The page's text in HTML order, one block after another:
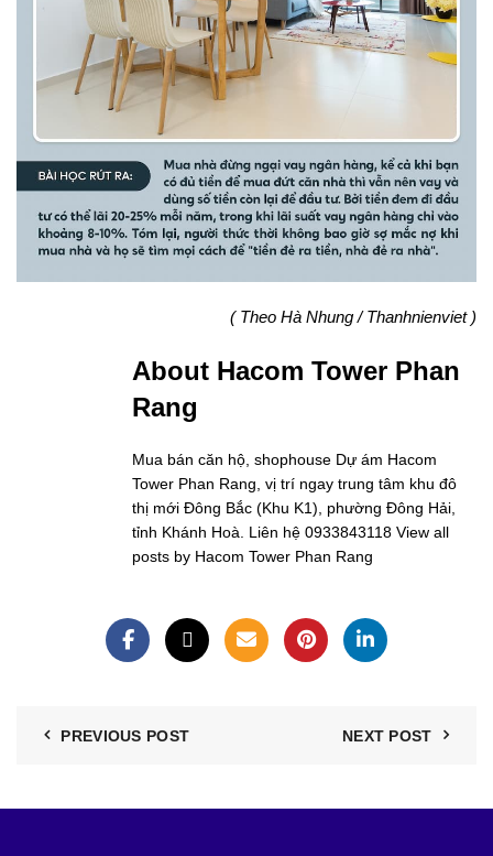
( Theo Hà Nhung / Thanhnienviet )
About Hacom Tower Phan
Rang
Mua bán căn hộ, shophouse Dự ám Hacom
Tower Phan Rang, vị trí ngay trung tâm khu đô
thị mới Đông Bắc (Khu K1), phường Đông Hải,
tỉnh Khánh Hoà. Liên hệ 0933843118 View all
posts by Hacom Tower Phan Rang
PREVIOUS POST NEXT POST